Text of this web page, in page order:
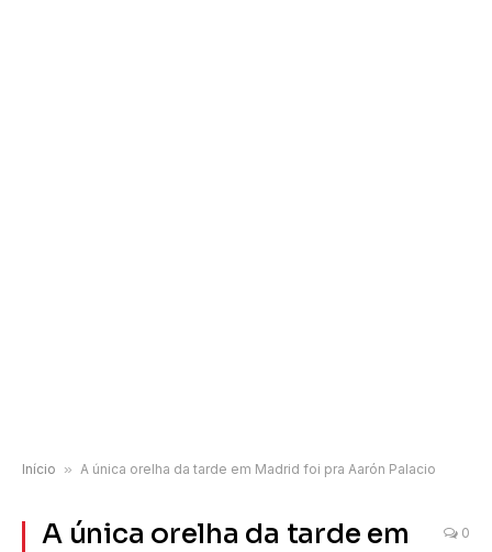
Início » A única orelha da tarde em Madrid foi pra Aarón Palacio
A única orelha da tarde em
0